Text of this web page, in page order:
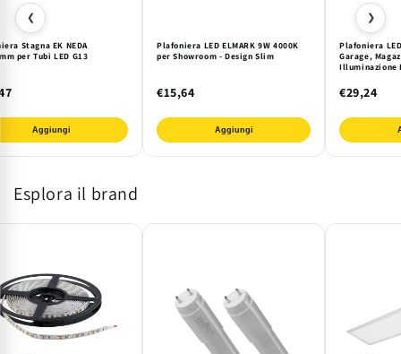
❮
Stagna EK NEDA
per Tubi LED G13
Aggiungi
Plafoniera LED ELMARK 9W 4000K
per Showroom - Design Slim
€15,64
Aggiungi
Plafoniera
Garage,
Illuminazione
€29,24
❯
Esplora il brand